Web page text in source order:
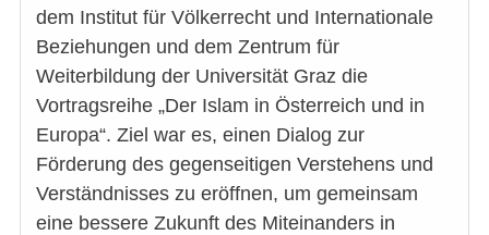
dem Institut für Völkerrecht und Internationale
Beziehungen und dem Zentrum für
Weiterbildung der Universität Graz die
Vortragsreihe „Der Islam in Österreich und in
Europa“. Ziel war es, einen Dialog zur
Förderung des gegenseitigen Verstehens und
Verständnisses zu eröffnen, um gemeinsam
eine bessere Zukunft des Miteinanders in